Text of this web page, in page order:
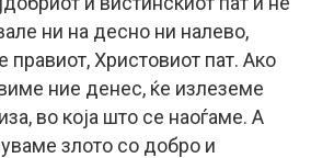
ни на десно ни налево,
правиот, Христовиот пат. Ако
ние денес, ќе излеземе
во која што се наоѓаме. А
злото со добро и